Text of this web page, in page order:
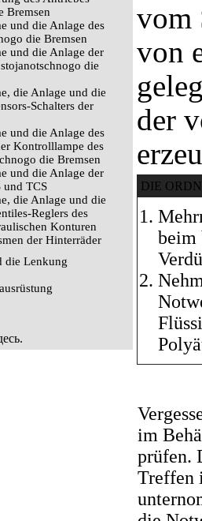
Bremsen
und die Anlage des
die Bremsen
und die Anlage der
die
die Anlage und die
Schalters der
und die Anlage des
Kontrolllampe des
die Bremsen
und die Anlage der
und TCS
die Anlage und die
Reglers des
Konturen
der Hinterräder
die Lenkung
.
vom
von
der
DIE
beim
im
prüfen.
Treffen